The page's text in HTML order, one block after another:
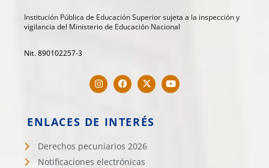
Institución Pública de Educación Superior sujeta a la inspección y
vigilancia del Ministerio de Educación Nacional
Nit. 890102257-3
ENLACES DE INTERÉS
Derechos pecuniarios 2026
Notificaciones electrónicas